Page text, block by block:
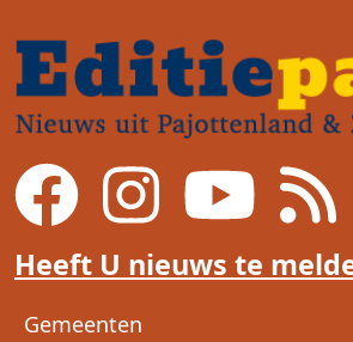
Heeft U nieuws te
Voet
Gemeenten